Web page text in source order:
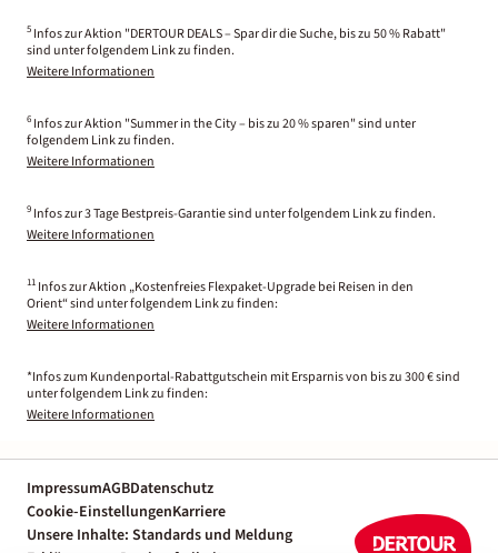
5 Infos zur Aktion "DERTOUR DEALS – Spar dir die Suche, bis zu 50 % Rabatt"
sind unter folgendem Link zu finden.
Weitere Informationen
6 Infos zur Aktion "Summer in the City – bis zu 20 % sparen" sind unter
folgendem Link zu finden.
Weitere Informationen
9 Infos zur 3 Tage Bestpreis-Garantie sind unter folgendem Link zu finden.
Weitere Informationen
11 Infos zur Aktion „Kostenfreies Flexpaket-Upgrade bei Reisen in den
Orient“ sind unter folgendem Link zu finden:
Weitere Informationen
*Infos zum Kundenportal-Rabattgutschein mit Ersparnis von bis zu 300 € sind
unter folgendem Link zu finden:
Weitere Informationen
ImpressumAGBDatenschutz
Cookie-EinstellungenKarriere
Unsere Inhalte: Standards und Meldung